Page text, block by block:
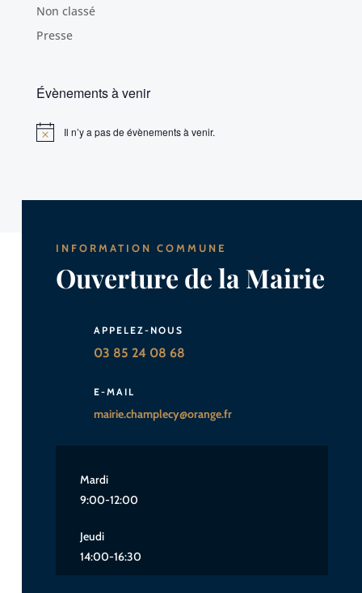
Non classé
Presse
Évènements à venir
Notice Il n’y a pas de évènements à venir.
INFORMATION COMMUNE
Ouverture de la Mairie
APPELEZ-NOUS
03 85 24 08 68
E-MAIL
mairie.champlecy@orange.fr
Mardi
9:00-12:00
Jeudi
14:00-16:30